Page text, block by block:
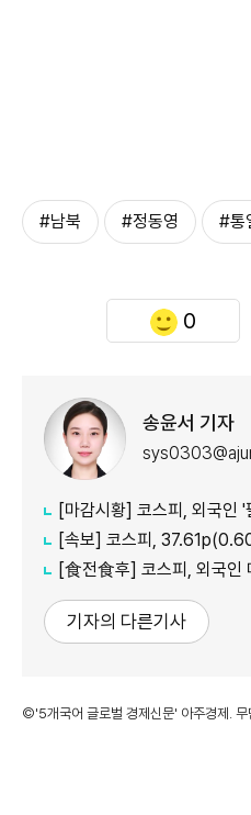
#남북 #정동영 #통
0
송윤서 기자
[마감시황] 코스피, 외국인 '팔자'
[속보] 코스피,
[食전食후] 코스피, 외국인
기자의 다른기사
©'5개국어 글로벌 경제신문' 아주경제. 무